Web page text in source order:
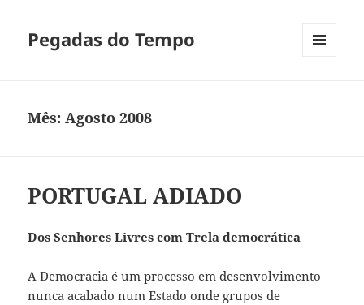
Pegadas do Tempo
Mês:Agosto 2008
PORTUGAL ADIADO
Dos Senhores Livres com Trela democrática
A Democracia é um processo em desenvolvimento
nunca acabado num Estado onde grupos de